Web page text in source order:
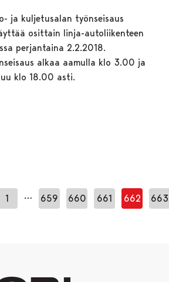
ja kuljetusalan työnseisaus
osittain linja-autoliikenteen
perjantaina 2.2.2018.
alkaa aamulla klo 3.00 ja
klo 18.00 asti.
sivu
1 … 659 660 661 662 663